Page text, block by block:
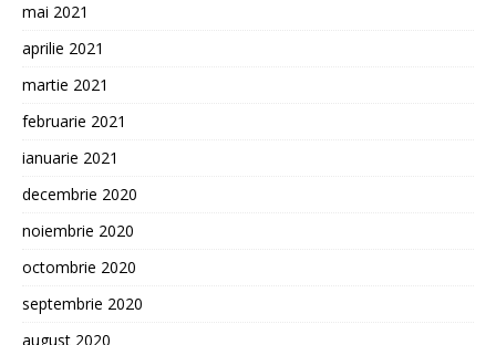
mai 2021
aprilie 2021
martie 2021
februarie 2021
ianuarie 2021
decembrie 2020
noiembrie 2020
octombrie 2020
septembrie 2020
august 2020